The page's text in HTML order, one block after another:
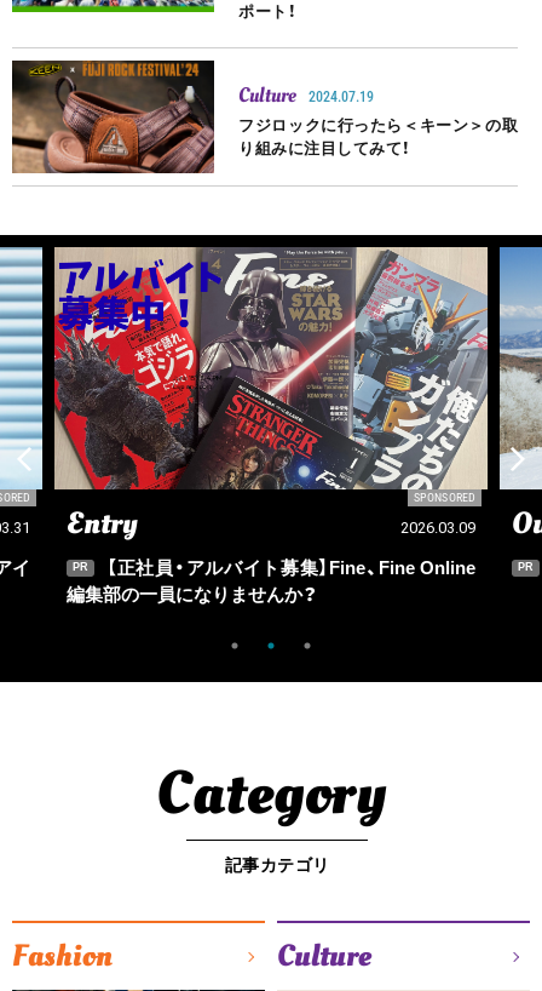
ポート！
Culture 2024.07.19
フジロックに行ったら＜キーン＞の取
り組みに注目してみて！
イ
SPONSORED
Entry 2026.03.09
PR
【正社員・アルバイト募集】Fine、Fine Online
編集部の一員になりませんか？
PR
Category
記事カテゴリ
Fashion Culture